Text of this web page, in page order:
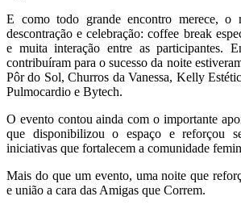
E como todo grande encontro merece, o
descontração e celebração: coffee break
e muita interação entre as participantes.
contribuíram para o sucesso da noite
Pôr do Sol, Churros da Vanessa, Kelly
Pulmocardio e Bytech.
O evento contou ainda com o importante
que disponibilizou o espaço e reforçou
iniciativas que fortalecem a comunidade
Mais do que um evento, uma noite que
e união a cara das Amigas que Correm.